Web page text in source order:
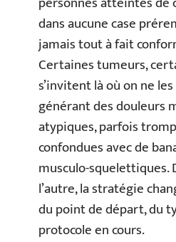
dans aucune case
jamais tout à fait
Certaines tumeurs,
s’invitent là où on ne
générant des douleurs
atypiques, parfois
confondues avec de
musculo-squelettiques.
l’autre, la stratégie
du point de départ, du
protocole en cours.